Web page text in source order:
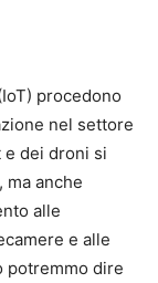
procedono
nel settore
dei droni si
anche
alle
e alle
potremmo dire